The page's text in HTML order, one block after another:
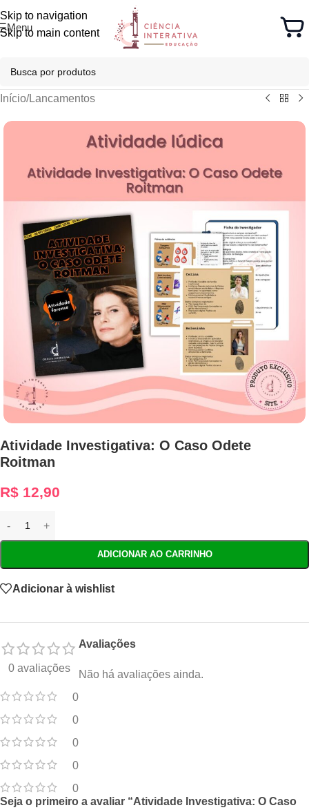
Skip to navigation
Skip to main content
Menu
Início/Lancamentos
Atividade Investigativa: O Caso Odete
Roitman
R$ 12,90
ADICIONAR AO CARRINHO
Adicionar à wishlist
0 avaliações
0
0
0
0
0
Avaliações
Não há avaliações ainda.
Seja o primeiro a avaliar “Atividade Investigativa: O Caso